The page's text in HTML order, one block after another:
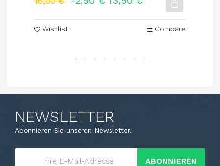
Wishlist Compare
NEWSLETTER
Abonnieren Sie unseren Newsletter.
ABONNIEREN